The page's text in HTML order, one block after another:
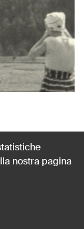
nostra pagina